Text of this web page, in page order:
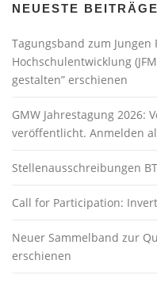
NEUESTE BEITRÄGE
Tagungsband zum
Hochschulentwicklung
gestalten” erschienen
GMW Jahrestagung 2026:
veröffentlicht. Anmelden
Stellenausschreibungen
Call for Participation:
Neuer Sammelband zur
erschienen